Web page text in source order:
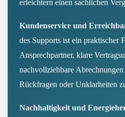
erleichtern einen sachlichen
Kundenservice und
des Supports ist ein praktischer
Ansprechpartner, klare
nachvollziehbare Abrechnungen
Rückfragen oder Unklarheiten
Nachhaltigkeit und